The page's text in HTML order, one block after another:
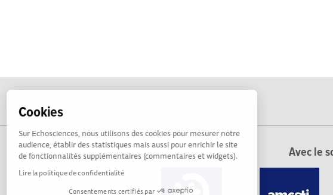
Cookies
Sur Echosciences, nous utilisons des cookies pour mesurer notre
audience, établir des statistiques mais aussi pour enrichir le site
de fonctionnalités supplémentaires (commentaires et widgets).
Lire la politique de confidentialité
Consentements certifiés par
Avec le